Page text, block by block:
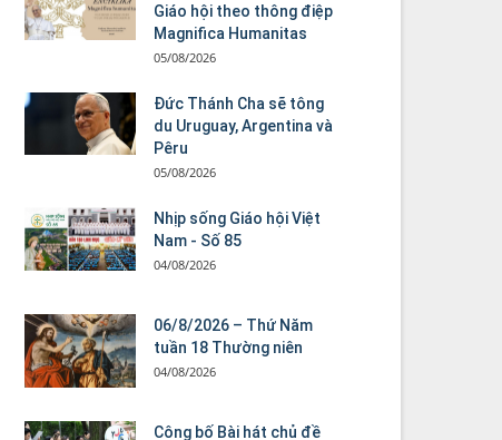
Giáo hội theo thông điệp
Magnifica Humanitas
05/08/2026
Đức Thánh Cha sẽ tông
du Uruguay, Argentina và
Pêru
05/08/2026
Nhịp sống Giáo hội Việt
Nam - Số 85
04/08/2026
06/8/2026 – Thứ Năm
tuần 18 Thường niên
04/08/2026
Công bố Bài hát chủ đề